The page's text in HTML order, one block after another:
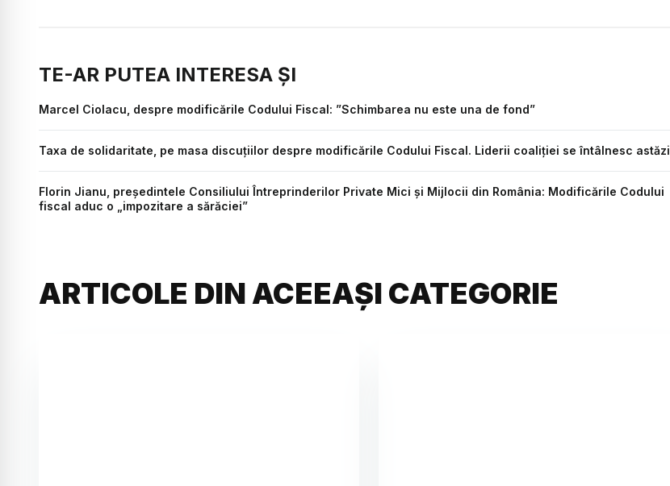
TE-AR PUTEA INTERESA ȘI
Marcel Ciolacu, despre modificările Codului Fiscal: ”Schimbarea nu este una de fond”
Taxa de solidaritate, pe masa discuțiilor despre modificările Codului Fiscal. Liderii coaliției se întâlnesc astăzi
Florin Jianu, președintele Consiliului Întreprinderilor Private Mici şi Mijlocii din România: Modificările Codului
fiscal aduc o „impozitare a sărăciei”
ARTICOLE DIN ACEEAȘI CATEGORIE